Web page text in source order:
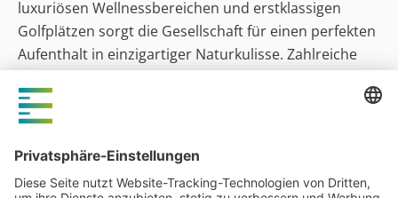
luxuriösen Wellnessbereichen und erstklassigen
Golfplätzen sorgt die Gesellschaft für einen perfekten
Aufenthalt in einzigartiger Naturkulisse. Zahlreiche
Locations runden das vielfältige Angebot ab.
Fleesensee Hotelbetriebsgesellschaft
m.b.H.